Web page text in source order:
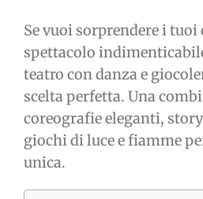
Se vuoi sorprendere i
spettacolo
teatro con danza e
scelta perfetta. Una
coreografie eleganti,
giochi di luce e fiamme
unica.